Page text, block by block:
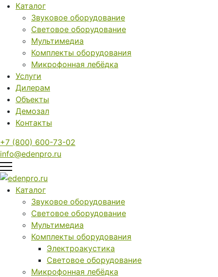
Каталог
Звуковое оборудование
Световое оборудование
Мультимедиа
Комплекты оборудования
Микрофонная лебёдка
Услуги
Дилерам
Объекты
Демозал
Контакты
+7 (800) 600-73-02
info@edenpro.ru
Каталог
Звуковое оборудование
Световое оборудование
Мультимедиа
Комплекты оборудования
Электроакустика
Световое оборудование
Микрофонная лебёдка